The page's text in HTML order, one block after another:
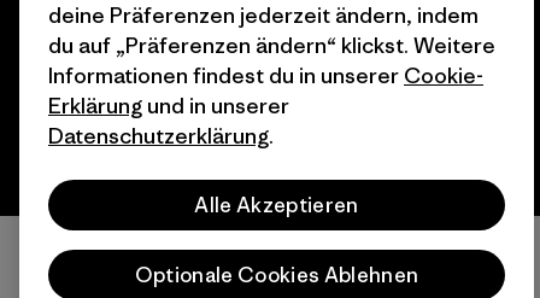
Deutsch
deine Präferenzen jederzeit ändern, indem
du auf „Präferenzen ändern“ klickst. Weitere
Informationen findest du in unserer Cookie-
Erklärung und in unserer
Datenschutzerklärung.
Alle Akzeptieren
Optionale Cookies Ablehnen